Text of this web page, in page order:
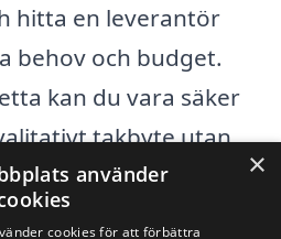
hitta en leverantör
behov och budget.
kan du vara säker
takbyte utan
budget.
×
använder
cookies för att förbättra